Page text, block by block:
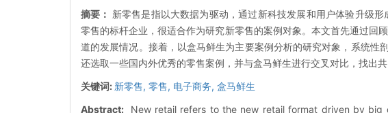
摘要： 新零售是指以大数据为驱动，通过新科技发展和用户体验升级
零售的标杆企业，很适合作为研究新零售的案例对象。本文首先通过回
道的发展情况。接着，以盒马鲜生为主要案例分析的研究对象，系统性
还选取一些国内外优秀的零售案例，并与盒马鲜生进行交叉对比，找出
关键词: 新零售, 零售, 电子商务, 盒马鲜生
Abstract:
New retail refers to the new retail format driven by